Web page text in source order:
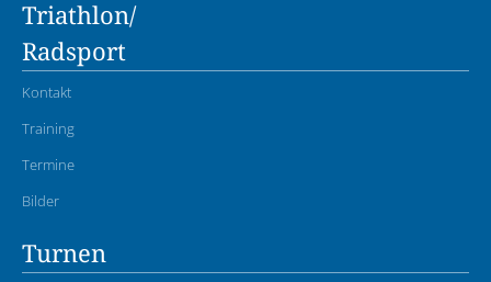
Triathlon/
Radsport
Kontakt
Training
Termine
Bilder
Turnen